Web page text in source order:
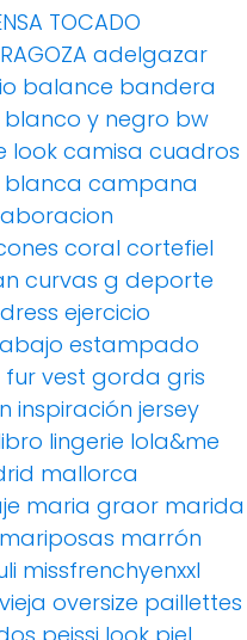
TOCADO
adelgazar
balance bandera
blanco y negro bw
look camisa cuadros
campana
coral cortefiel
curvas g deporte
dress ejercicio
estampado
fur vest gorda gris
inspiración jersey
lingerie lola&me
mallorca
maria graor marida
mariposas marrón
missfrenchyenxxl
oversize paillettes